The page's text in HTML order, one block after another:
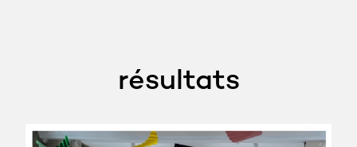
résultats